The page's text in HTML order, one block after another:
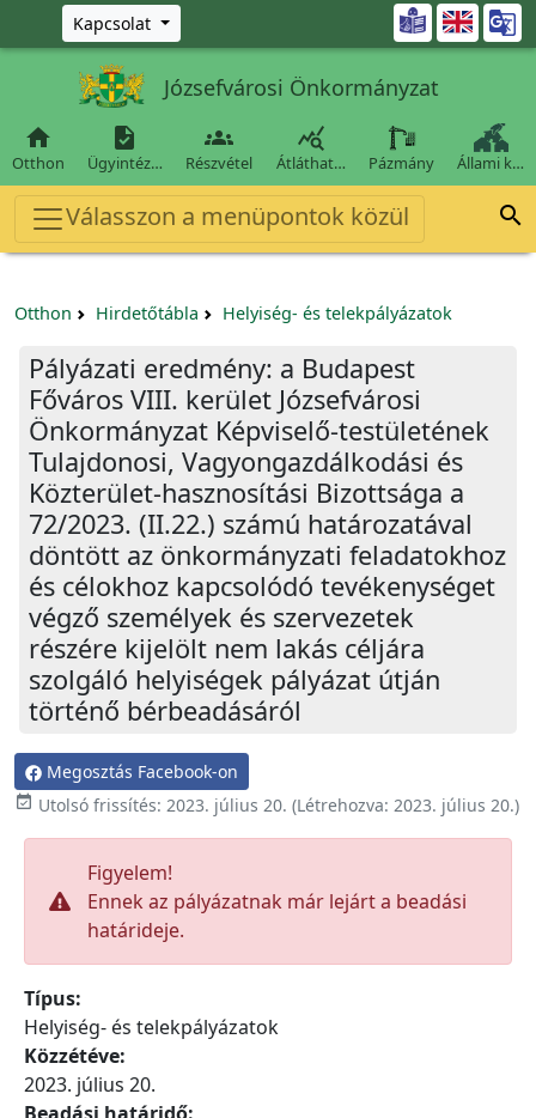
Ugrás a fő tartalomra
Kapcsolat 
Józsefvárosi Önkormányzat

Otthon

Ügyintéz…

Részvétel

Átláthat… Pázmány Állami k…
Válasszon a menüpontok közül 
Otthon Hirdetőtábla Helyiség- és telekpályázatok
Pályázati eredmény: a Budapest
Főváros VIII. kerület Józsefvárosi
Önkormányzat Képviselő-testületének
Tulajdonosi, Vagyongazdálkodási és
Közterület-hasznosítási Bizottsága a
72/2023. (II.22.) számú határozatával
döntött az önkormányzati feladatokhoz
és célokhoz kapcsolódó tevékenységet
végző személyek és szervezetek
részére kijelölt nem lakás céljára
szolgáló helyiségek pályázat útján
történő bérbeadásáról
Megosztás Facebook-on
 Utolsó frissítés: 2023. július 20. (Létrehozva: 2023. július 20.)
Figyelem!
Ennek az pályázatnak már lejárt a beadási
határideje.
Típus:
Helyiség- és telekpályázatok
Közzétéve:
2023. július 20.